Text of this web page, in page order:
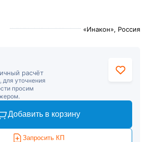
«Инакон», Россия
расчёт
для уточнения
просим
Добавить в корзину
Запросить КП